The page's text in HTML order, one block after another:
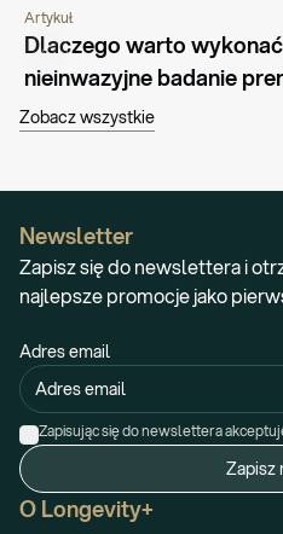
CIĄŻA I MACIERZYŃSTWO PORADNIK
Artykuł
Dlaczego warto wykonać
nieinwazyjne badanie
Zobacz wszystkie
O Longevity+
Newsletter
Zapisz się do newslettera i
najlepsze promocje jako
Adres email
Zapisując się do newslettera
Zapisz